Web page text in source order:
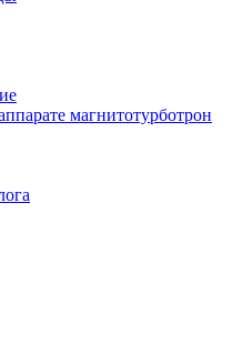
магнитотурботрон